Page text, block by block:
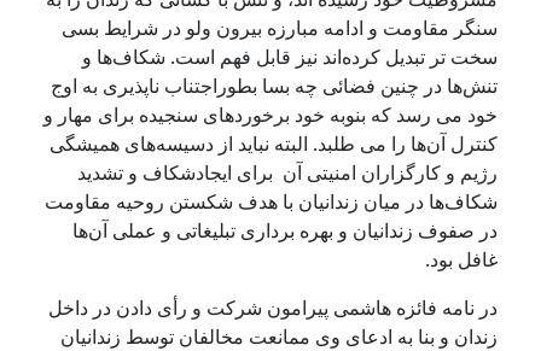
مقاومت و ادامه مبارزه بیرون ولو در شرایط بسی
تر تبدیل کرده‌اند نیز قابل فهم است. شکاف‌ها و
در چنین فضائی چه بسا بطوراجتناب ناپذیری به اوج
می رسد که بنوبه خود برخوردهای سنجیده برای مهار و
آن‌ها را می طلبد. البته نباید از دسیسه‌های همیشگی
و کارگزاران امنیتی آن برای ایجادشکاف و تشدید
در میان زندانیان با هدف شکستن روحیه مقاومت
صفوف زندانیان و بهره برداری تبلیغاتی و عملی آن‌ها
بود.
نامه فائزه هاشمی پیرامون شرکت و رأی دادن در داخل
و بنا به ادعای وی ممانعت مخالفان توسط زندانیان